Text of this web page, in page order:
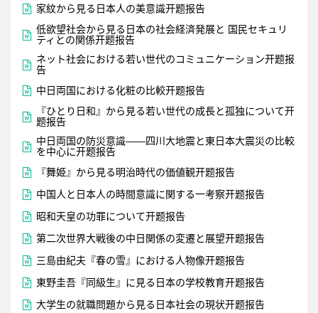
 家紋から見る日本人の美意識开题报告
 低欲望社会から見る日本の社会経済発展と 国民セキュリ
ティとの関係开题报告
 ネット社会における若い世代のコミュニケーション开题报
告
 中日両国における化粧の比較开题报告

『ひとり日和』から見る若い世代の成長と孤独について开
题报告
 中日両国の防災意識――四川大地震と東日本大震災の比較
を中心に开题报告
 『舞姫』から見る明治時代の価値観开题报告
 中国人と日本人の時間意識に関する一考察开题报告
 昭和天皇の功罪について开题报告
 第二次世界大戦後の中日関係の変遷と展望开题报告
 三島由紀夫『春の雪』における人物像开题报告
 東野圭吾『同級生』に見る日本の学校教育开题报告
 大学生の就職問題から見る日本社会の現状开题报告